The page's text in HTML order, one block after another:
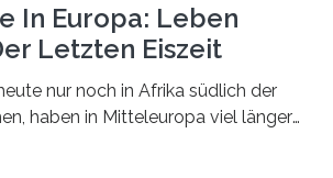
In Europa: Leben
Letzten Eiszeit
nur noch in Afrika südlich der
haben in Mitteleuropa viel länger
dass Flusspferde noch vor